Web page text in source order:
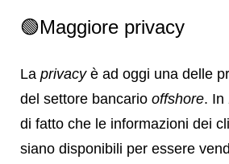
🟢Maggiore privacy
La privacyè ad oggi una delle
del settore bancario offshore. In
di fatto che le informazioni dei
siano disponibili per essere